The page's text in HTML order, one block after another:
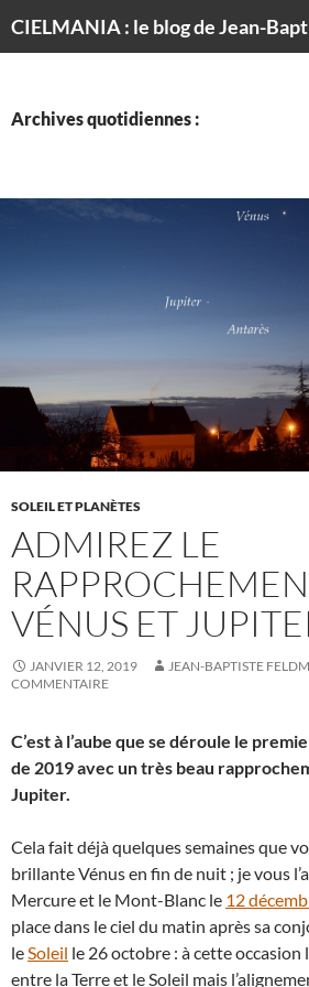
Archives quotidiennes :
SOLEIL ET PLANÈTES
ADMIREZ LE
VÉNUS ET
JANVIER 12, 2019 JEAN-BAPTISTE
COMMENTAIRE
C’est à l’aube que se déroule le
de 2019 avec un très beau
Jupiter.
Cela fait déjà quelques semaines que
brillante Vénus en fin de nuit ; je vous
Mercure et le Mont-Blanc le 12
place dans le ciel du matin après sa
leSoleil le 26 octobre : à cette occasion
entre la Terre et le Soleil mais